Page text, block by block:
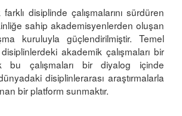
disiplinde çalışmalarını sürdüren
sahip akademisyenlerden oluşan
kuruluyla güçlendirilmiştir. Temel
disiplinlerdeki akademik çalışmaları bir
bu çalışmaları bir diyalog içinde
disiplinlerarası araştırmalarla
bir platform sunmaktır.